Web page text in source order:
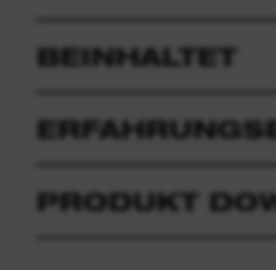
BEINHALTET
PRODUKT